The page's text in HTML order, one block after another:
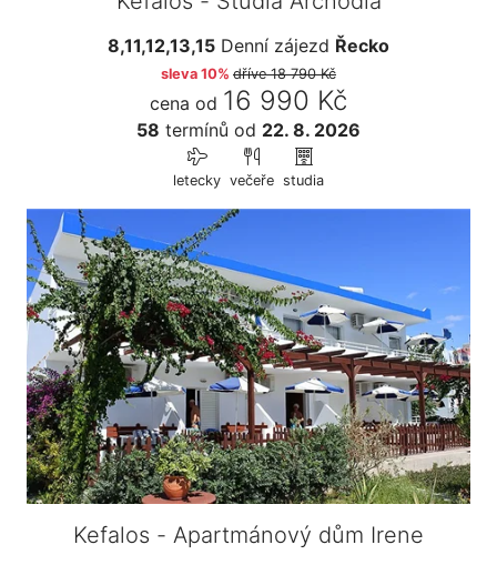
8,11,12,13,15 Denní zájezd Řecko
sleva 10% dříve18 790 Kč
cena od 16 990 Kč
58 termínů od 22. 8. 2026
letecky večeře studia
Kefalos - Apartmánový dům Irene